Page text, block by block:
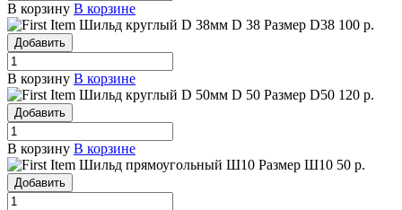
В корзину В корзине
Шильд круглый D 38мм D 38 Размер D38 100 р.
Добавить
В корзину В корзине
Шильд круглый D 50мм D 50 Размер D50 120 р.
Добавить
В корзину В корзине
Шильд прямоугольный Ш10 Размер Ш10 50 р.
Добавить